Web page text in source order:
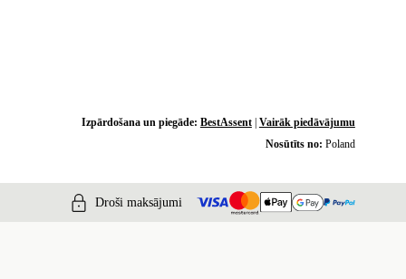
Izpārdošana un piegāde: BestAssent| Vairāk piedāvājumu
Nosūtīts no: Poland
Droši maksājumi